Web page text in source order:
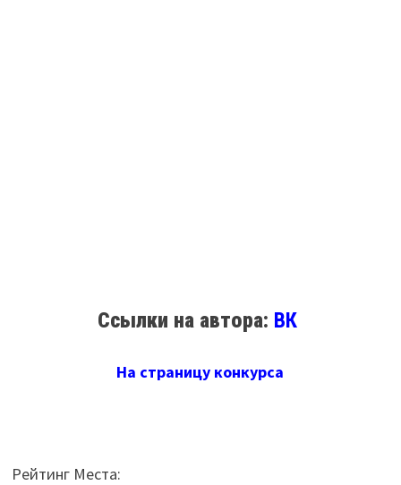
Ссылки на автора: ВК
На страницу конкурса
Рейтинг Места: